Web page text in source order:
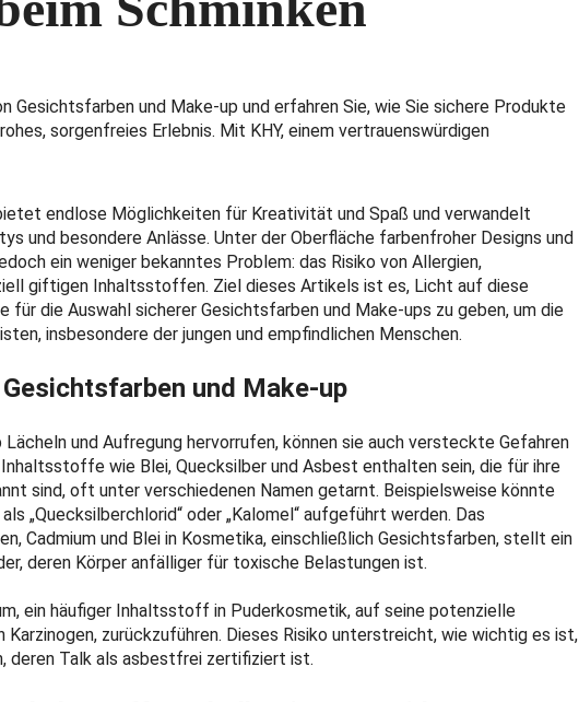
Gesichtsfarben und Make-up und erfahren Sie, wie Sie sichere Produkte
sorgenfreies Erlebnis. Mit KHY, einem vertrauenswürdigen
endlose Möglichkeiten für Kreativität und Spaß und verwandelt
und besondere Anlässe. Unter der Oberfläche farbenfroher Designs und
ein weniger bekanntes Problem: das Risiko von Allergien,
giftigen Inhaltsstoffen. Ziel dieses Artikels ist es, Licht auf diese
für die Auswahl sicherer Gesichtsfarben und Make-ups zu geben, um die
insbesondere der jungen und empfindlichen Menschen.
und Make-up
und Aufregung hervorrufen, können sie auch versteckte Gefahren
wie Blei, Quecksilber und Asbest enthalten sein, die für ihre
sind, oft unter verschiedenen Namen getarnt. Beispielsweise könnte
als „Quecksilberchlorid“ oder „Kalomel“ aufgeführt werden. Das
Cadmium und Blei in Kosmetika, einschließlich Gesichtsfarben, stellt ein
deren Körper anfälliger für toxische Belastungen ist.
ein häufiger Inhaltsstoff in Puderkosmetik, auf seine potenzielle
zurückzuführen. Dieses Risiko unterstreicht, wie wichtig es ist,
deren Talk als asbestfrei zertifiziert ist.